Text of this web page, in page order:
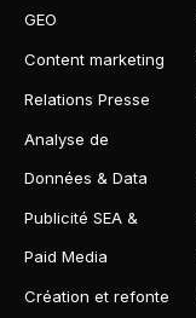
GEO
Content marketing
Relations Presse
Analyse de
Données & Data
Publicité SEA &
Paid Media
Création et refonte